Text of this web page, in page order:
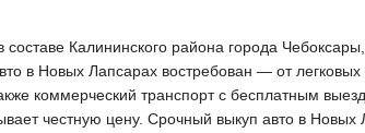
Калининского района города
в Новых Лапсарах востребован — от
коммерческий транспорт с бесплатным
честную цену. Срочный выкуп авто в